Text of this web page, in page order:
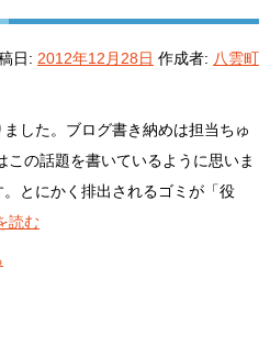
日: 2012年12月28日 作成者: 八雲町
した。ブログ書き納めは担当ちゅ
この話題を書いているように思いま
とにかく排出されるゴミが「役
読む